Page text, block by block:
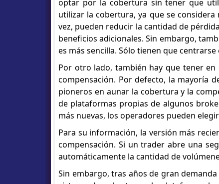
optar por la cobertura sin tener que
utilizar la cobertura, ya que se
vez, pueden reducir la cantidad de
beneficios adicionales. Sin embargo,
es más sencilla. Sólo tienen que
Por otro lado, también hay que tener
compensación. Por defecto, la mayoría
pioneros en aunar la cobertura y la
de plataformas propias de algunos
más nuevas, los operadores pueden
Para su información, la versión más
compensación. Si un trader abre una
automáticamente la cantidad de
Sin embargo, tras años de gran